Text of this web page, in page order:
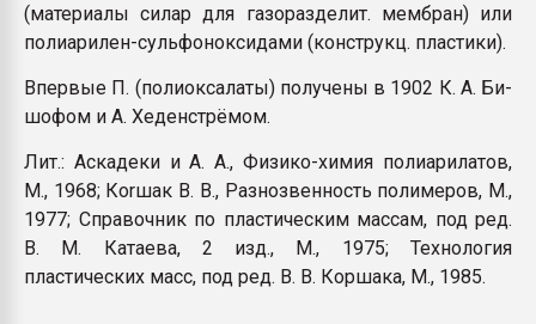
(материалы силар для газоразделит. мембран) или
полиарилен-сульфоноксидами (конструкц. пластики).
Впервые П. (полиоксалаты) получены в 1902 К. А. Би-
шофом и А. Хеденстрёмом.
Лит.: Аскадеки и А. А., Физико-химия полиарилатов,
M., 1968; Коrшак В. В., Разнозвенность полимеров, M.,
1977; Справочник по пластическим массам, под ред.
В. M. Катаева, 2 изд., M., 1975; Технология
пластических масс, под ред. В. В. Коршака, M., 1985.